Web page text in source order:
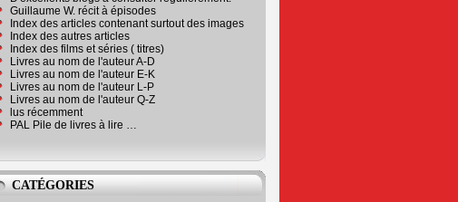
Guillaume W. récit à épisodes
Index des articles contenant surtout des images
Index des autres articles
Index des films et séries ( titres)
Livres au nom de l'auteur A-D
Livres au nom de l'auteur E-K
Livres au nom de l'auteur L-P
Livres au nom de l'auteur Q-Z
lus récemment
PAL Pile de livres à lire …
CATÉGORIES